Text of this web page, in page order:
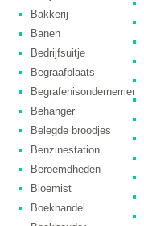
Bakkerij
Banen
Bedrijfsuitje
Begraafplaats
Begrafenisondernemer
Behanger
Belegde broodjes
Benzinestation
Beroemdheden​
Bloemist
Boekhandel